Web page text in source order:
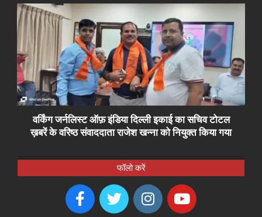
वर्किंग जर्नलिस्ट ऑफ़ इंडिया दिल्ली इकाई का सचिव टोटल
ख़बरें के वरिष्ठ संवाददाता राजेश खन्ना को नियुक्त किया गया
फॉलो करें